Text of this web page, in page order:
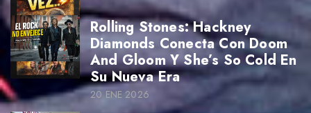
Rolling Stones: Hackney
Diamonds Conecta Con Doom
And Gloom Y She’s So Cold En
Su Nueva Era
20 ENE 2026